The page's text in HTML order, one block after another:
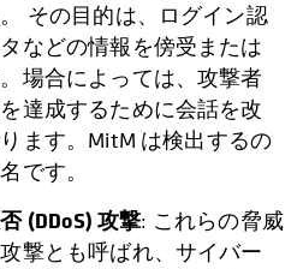
その目的は、ログイン認
などの情報を傍受または
場合によっては、攻撃者
達成するために会話を改
ます。MitM は検出するの
です。
(DDoS) 攻撃: これらの脅威
撃とも呼ばれ、サイバー